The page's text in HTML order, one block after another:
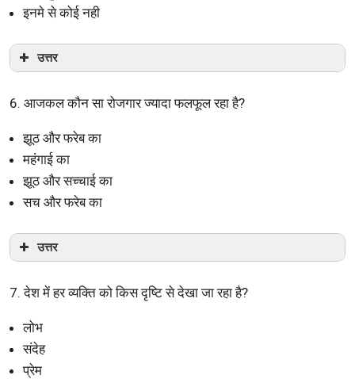
इनमे से कोई नही
उत्तर
6. आजकल कौन सा रोजगार ज्यादा फलफूल रहा है?
झूठ और फरेब का
महंगाई का
झूठ और सच्चाई का
सच और फरेब का
उत्तर
7. देश में हर व्यक्ति को किस दृष्टि से देखा जा रहा है?
लोभ
संदेह
प्रेम